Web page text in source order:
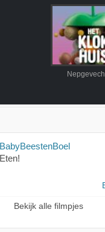
BabyBeestenBoel
Eten!
Bekijk alle filmpjes